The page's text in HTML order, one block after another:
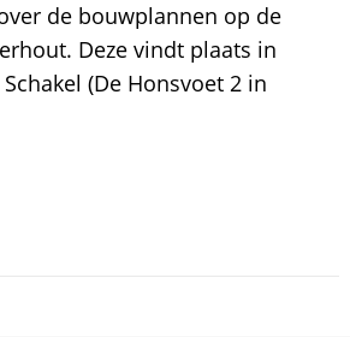
de bouwplannen op de
Deze vindt plaats in
(De Honsvoet 2 in